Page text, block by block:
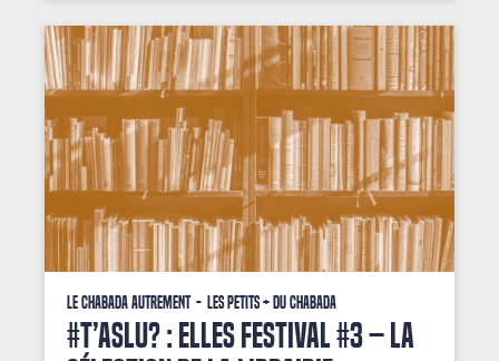
Le Chabada autrement Les petits + du Chabada
#T’AsLu? : ELLES FESTIVAL #3 – La